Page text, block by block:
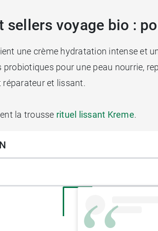
sellers voyage bio :
une crème hydratation intense et
probiotiques pour une peau nourrie,
réparateur et lissant.
la trousse rituel lissant Kreme.
:
nettoyante 2 en 1 50 ml.
éclat peau neuve 15 ml.
corps concentrée50 ml.